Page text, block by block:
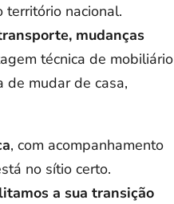
território nacional.
mudanças
técnica de mobiliário
de mudar de casa,
, com acompanhamento
no sítio certo.
a sua transição